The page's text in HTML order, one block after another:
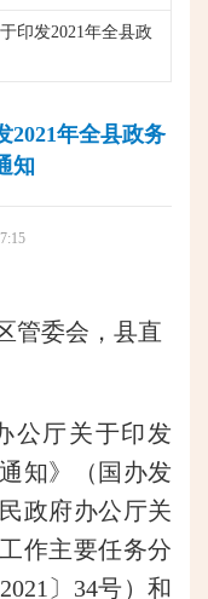
印发2021年全县政
2021年全县政务
知
管委会，县直
厅关于印发
知》（国办发
政府办公厅关
作主要任务分
〕34号）和